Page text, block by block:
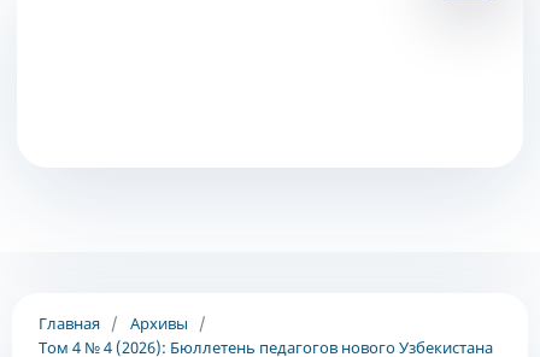
Главная / Архивы
/
Том 4 № 4 (2026): Бюллетень педагогов нового Узбекистана